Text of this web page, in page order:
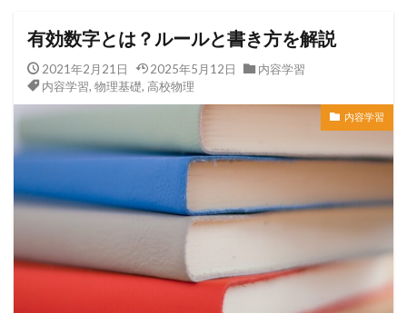
有効数字とは？ルールと書き方を解説
2021年2月21日 2025年5月12日
内容学習
内容学習, 物理基礎, 高校物理
内容学習